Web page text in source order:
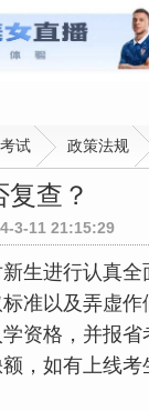
政策法规
试 政策法规
查？
3-11 21:15:29
生进行认真全
准以及弄虚作
资格，并报省
，如有上线考